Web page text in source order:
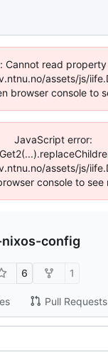
Cannot read
assets/js/
browser console to
JavaScript error:
assets/js/
console to see
config
6 1
Pull Requests